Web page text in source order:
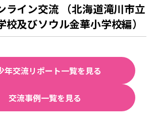
ライン交流 （北海道滝川市立
校及びソウル金華小学校編）
年交流リポート一覧を見る
交流事例一覧を見る